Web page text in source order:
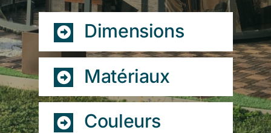
Dimensions
Matériaux
Couleurs